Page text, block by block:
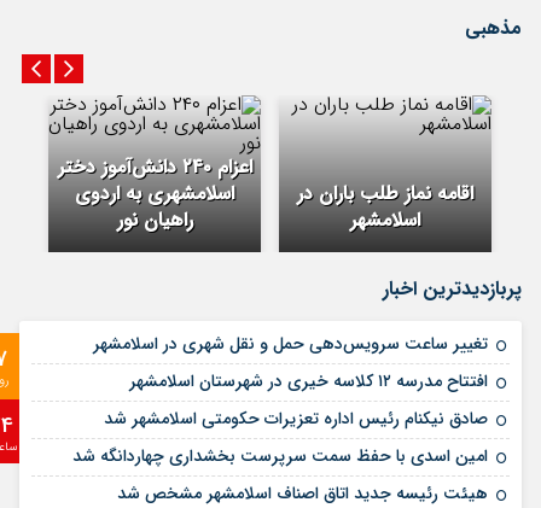
مذهبی
اقامه نماز طلب باران در
اسلامشهر
اعزام ۲۴۰ دانش‌آموز دختر
اسلامشهری به اردوی
راهیان نور
پربازدیدترین اخبار
تغییر ساعت سرویس‌دهی حمل و نقل شهری در اسلامشهر
افتتاح مدرسه ۱۲ کلاسه خیری در شهرستان اسلامشهر
صادق نیکنام رئیس اداره تعزیرات حکومتی اسلامشهر شد
امین اسدی با حفظ سمت سرپرست بخشداری چهاردانگه شد
هیئت رئیسه جدید اتاق اصناف اسلامشهر مشخص شد